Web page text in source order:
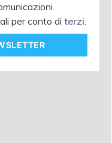
per conto di terzi.